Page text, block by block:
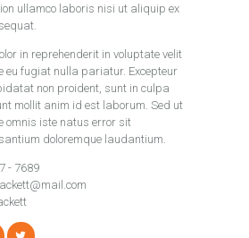
ullamco laboris nisi ut aliquip ex
in reprehenderit in voluptate velit
eu fugiat nulla pariatur. Excepteur
non proident, sunt in culpa
mollit anim id est laborum. Sed ut
omnis iste natus error sit
doloremque laudantium.
- 7689